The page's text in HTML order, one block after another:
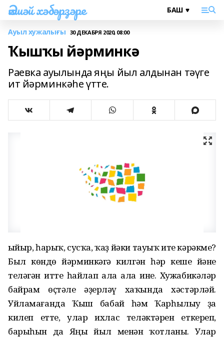
Әлшәй хәбәрҙәре
Ауыл хужалығы 30 ДЕКАБРЯ 2020, 08:00
Ҡышҡы йәрминкә
Раевка ауылында яңы йыл алдынан тәүге
ит йәрминкәһе үтте.
Һыйыр, һарыҡ, сусҡа, ҡаҙ йәки тауыҡ ите кәрәкме?
Был көндө йәрминкәгә килгән һәр кеше йәне
теләгән итте һайлап ала ала ине. Хужабикәләр
байрам өҫтәле әҙерләү хаҡында хәстәрләй.
Уйламағанда Ҡыш бабай һәм Ҡарһылыу ҙа
килеп етте, улар ихлас теләктәрен еткереп,
барыһын да Яңы йыл менән ҡотланы. Улар